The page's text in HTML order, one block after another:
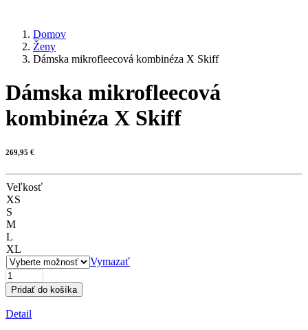
Domov
Ženy
Dámska mikrofleecová kombinéza X Skiff
Dámska mikrofleecová
kombinéza X Skiff
269,95 €
Veľkosť
XS
S
M
L
XL
Vymazať
množstvo
Dámska
mikrofleecová
kombinéza
Pridať do košíka
Detail